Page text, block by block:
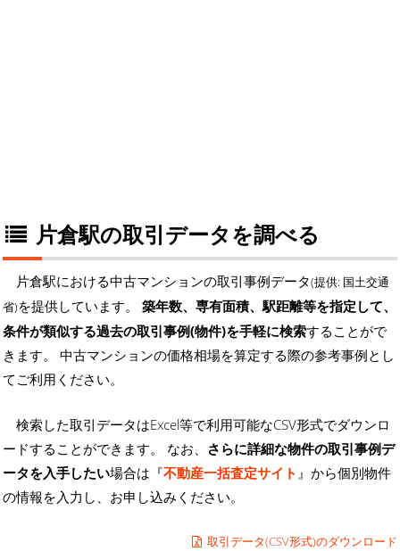
片倉駅の取引データを調べる
片倉駅における中古マンションの取引事例データ(提供: 国土交通
省)を提供しています。 築年数、専有面積、駅距離等を指定して、
条件が類似する過去の取引事例(物件)を手軽に検索することがで
きます。 中古マンションの価格相場を算定する際の参考事例とし
てご利用ください。
検索した取引データはExcel等で利用可能なCSV形式でダウンロ
ードすることができます。 なお、 さらに詳細な物件の取引事例デ
ータを入手したい場合は『不動産一括査定サイト 』から個別物件
の情報を入力し、お申し込みください。
取引データ(CSV形式)のダウンロード